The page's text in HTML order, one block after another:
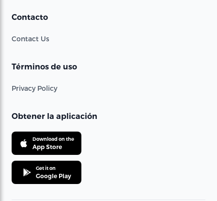
Contacto
Contact Us
Términos de uso
Privacy Policy
Obtener la aplicación
Download on the
App Store
Get it on
Google Play